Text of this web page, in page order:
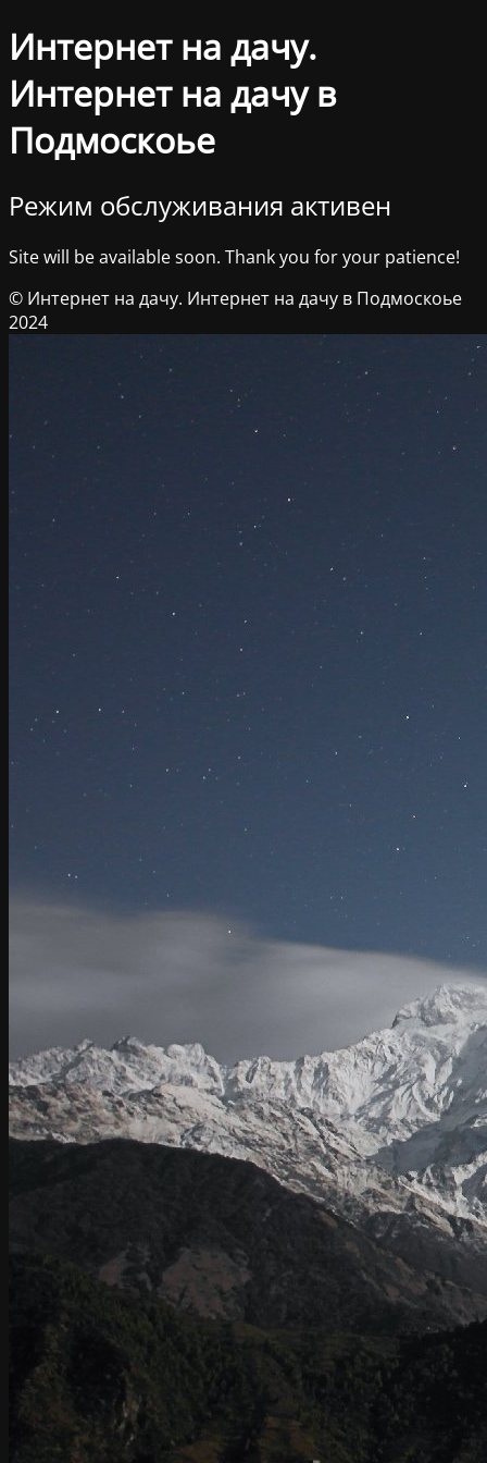
Интернет на дачу.
Интернет на дачу в
Подмоскоье
Режим обслуживания активен
Site will be available soon. Thank you for your patience!
© Интернет на дачу. Интернет на дачу в Подмоскоье
2024